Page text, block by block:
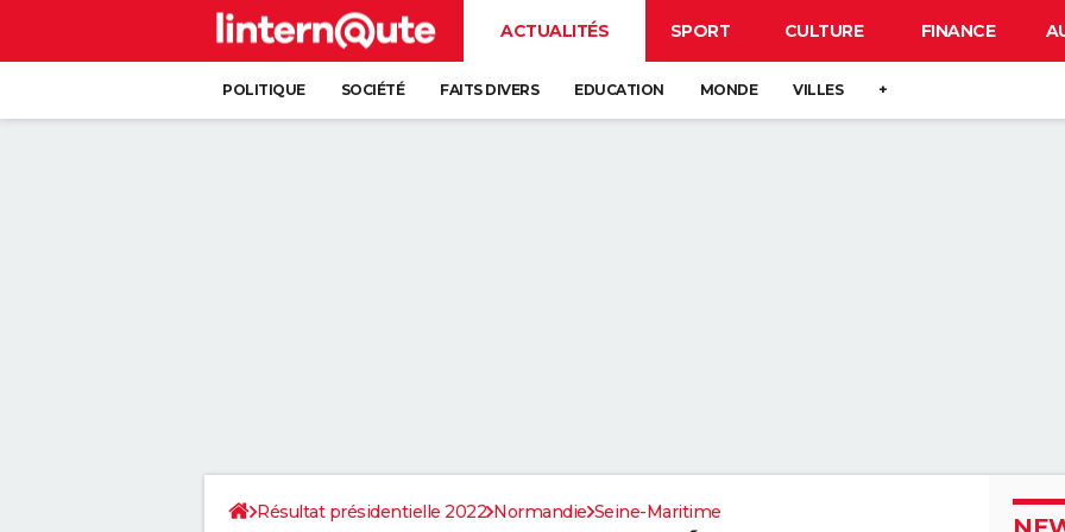
ACTUALITÉS SPORT CULTURE FINANCE
POLITIQUE SOCIÉTÉ FAITS DIVERS EDUCATION MONDE VILLES +
Résultat présidentielle 2022 Normandie Seine-Maritime